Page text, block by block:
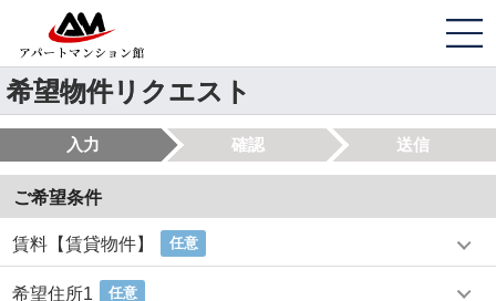
希望物件リクエスト
入力 確認 送信
ご希望条件
賃料【賃貸物件】 任意
希望住所1 任意